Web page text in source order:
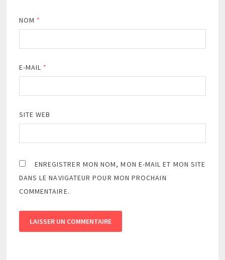
NOM *
E-MAIL *
SITE WEB
ENREGISTRER MON NOM, MON E-MAIL ET MON SITE
DANS LE NAVIGATEUR POUR MON PROCHAIN
COMMENTAIRE.